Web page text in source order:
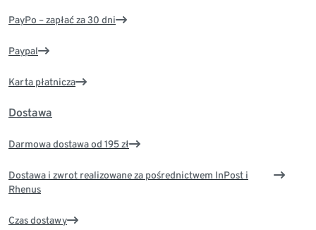
PayPo – zapłać za 30 dni
Paypal
Karta płatnicza
Dostawa
Darmowa dostawa od 195 zł
Dostawa i zwrot realizowane za pośrednictwem InPost i
Rhenus
Czas dostawy